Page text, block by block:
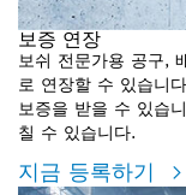
보증 연장
보쉬 전문가용 공구,
로 연장할 수 있습니
보증을 받을 수 있습
칠 수 있습니다.
지금 등록하기